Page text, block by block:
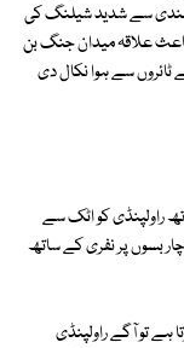
سے شدید شیلنگ کی
علاقہ میدان جنگ بن
ٹائروں سے ہوا نکال دی
راولپنڈی کو اٹک سے
چار بسوں پر نفری کے ساتھ
ہے تو آگے راولپنڈی